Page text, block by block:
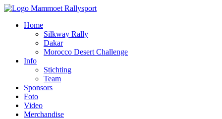
Home
Silkway Rally
Dakar
Morocco Desert Challenge
Info
Stichting
Team
Sponsors
Foto
Video
Merchandise